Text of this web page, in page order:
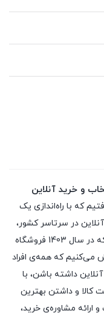
و خرید آنلاین
که با راه‌اندازی یک
در سرتاسر کشور،
کسب‌وکارمون رو گسترش بدیم. اینطوری شد که در سال 1403 فروشگاه
می‌کنیم که همه‌ی افراد
داشته باشن، با
کالا و داشتن بهترین
ارائه مشاوره‌ی خرید،